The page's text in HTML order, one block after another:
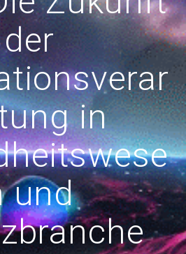
der
in
und